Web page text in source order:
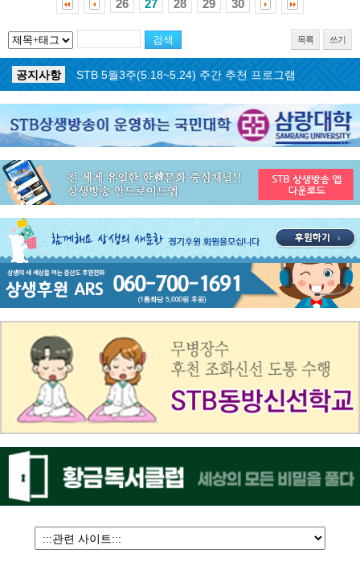
26 27 28 29 30
목록 쓰기
공지사항 ON AIR 서비스 장애 복구 안내
공지사항
STB 5월4주(5.25~5.31) 주간 추천 프로그램
공지사항
STB 5월3주(5.18~5.24) 주간 추천 프로그램
공지사항
STB 4월마지막주(4.27~5.3) 주간 추천 프로그램
STB 4월4주(4.20~4.26) 주간 추천 프로그램
공지사항
STB 4월2주(4.6~4.12) 주간 추천 프로그램
공지사항
STB 4월1주(3.30~4.5) 주간 추천 프로그램
공지사항
STB 3월4주(3.23~3.29) 주간 추천 프로그램